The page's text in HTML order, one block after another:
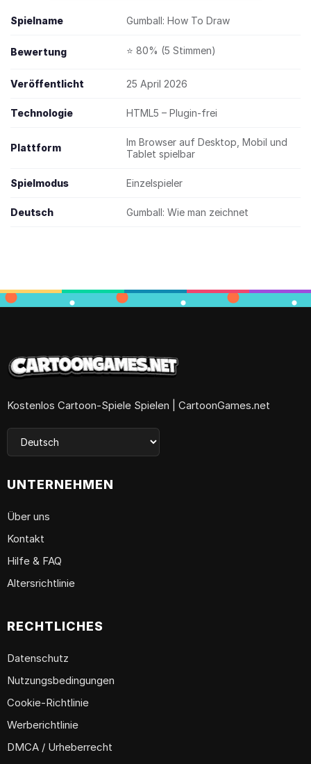
Spielname Gumball: How To Draw
Bewertung ⭐ 80% (5 Stimmen)
Veröffentlicht 25 April 2026
Technologie HTML5 – Plugin-frei
Plattform
Im Browser auf Desktop, Mobil und
Tablet spielbar
Spielmodus Einzelspieler
Deutsch Gumball: Wie man zeichnet
Kostenlos Cartoon-Spiele Spielen | CartoonGames.net
UNTERNEHMEN
Über uns
Kontakt
Hilfe & FAQ
Altersrichtlinie
RECHTLICHES
Datenschutz
Nutzungsbedingungen
Cookie-Richtlinie
Werberichtlinie
DMCA / Urheberrecht